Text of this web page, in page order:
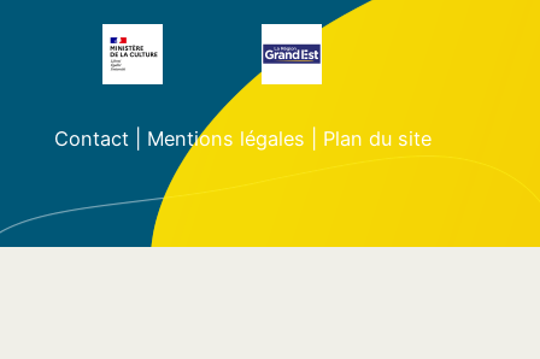
Contact| Mentions légales Plan du site